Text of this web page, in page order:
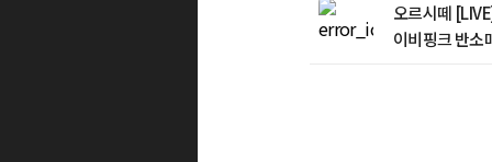
오르시떼
이비핑크 반소